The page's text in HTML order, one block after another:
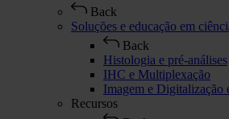
Back
Soluções e educação em
Back
Histologia e pré-análises
IHC e Multiplexação
Imagem e Digitalização
Recursos